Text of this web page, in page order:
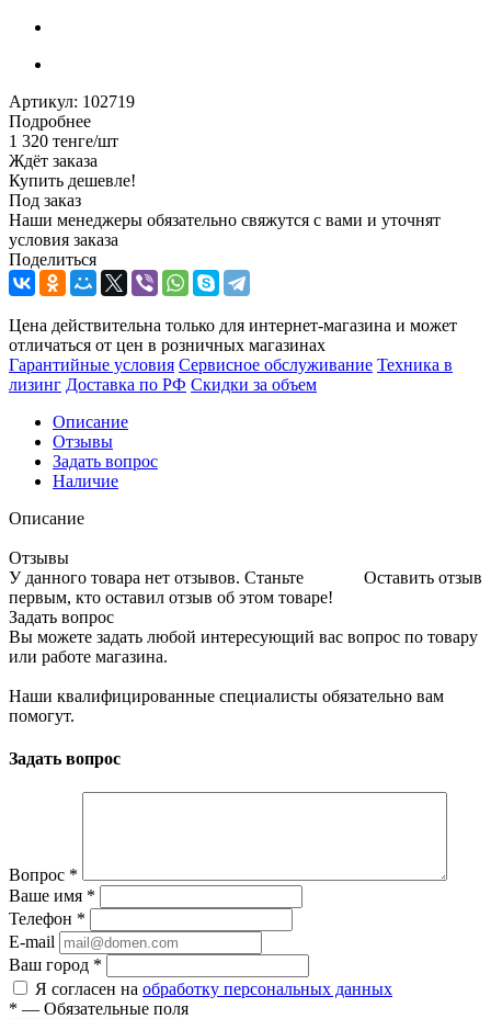
Артикул: 102719
Подробнее
1 320 тенге/шт
Ждёт заказа
Купить дешевле!
Под заказ
Наши менеджеры обязательно свяжутся с вами и уточнят
условия заказа
Поделиться
Цена действительна только для интернет-магазина и может
отличаться от цен в розничных магазинах
Гарантийные условия Сервисное обслуживание Техника в
лизинг Доставка по РФ Скидки за объем
Описание
Отзывы
Задать вопрос
Наличие
Описание
Отзывы
Оставить отзыв
У данного товара нет отзывов. Станьте
первым, кто оставил отзыв об этом товаре!
Задать вопрос
Вы можете задать любой интересующий вас вопрос по товару
или работе магазина.
Наши квалифицированные специалисты обязательно вам
помогут.
Задать вопрос
Вопрос *
Ваше имя *
Телефон *
E-mail
Ваш город *
Я согласен на обработку персональных данных
* — Обязательные поля